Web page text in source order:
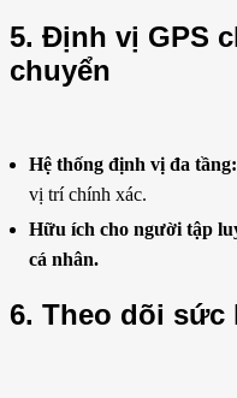
5. Định vị GPS
chuyển
Hệ thống định vị đa
vị trí chính xác.
Hữu ích cho người tập
cá nhân.
6. Theo dõi sức